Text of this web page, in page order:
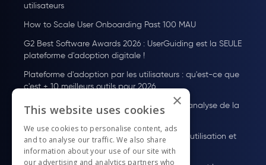
utilisateurs
How to Scale User Onboarding Past 100 MAU
G2 Best Software Awards 2026 : UserGuiding est la SEULE
plateforme d'adoption digitale !
Plateforme d'adoption par les utilisateurs : qu'est-ce que
c'est + 10 meilleurs outils pour 2026
Guide des Tarifs de Pendo : Plans, coûts et analyse de la
valeur
À quoi sert WalkMe ? Fonctionnalités, cas d'utilisation et
tarifs
×
This website uses cookies
We use cookies to personalise content, ads
and to analyse our traffic. We also share
information about your use of our site with
our advertising and analytics partners who